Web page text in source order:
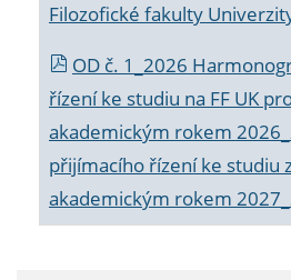
Filozofické fakulty
OD č. 1_2026
řízení ke studiu na FF UK
akademickým rokem
přijímacího řízení ke studiu
akademickým rokem